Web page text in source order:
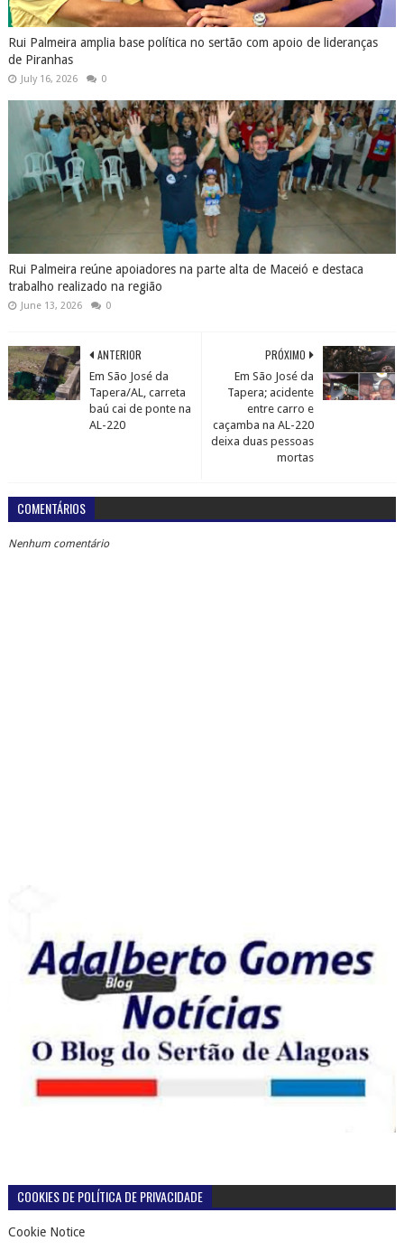
Rui Palmeira amplia base política no sertão com apoio de lideranças
de Piranhas
July 16, 2026 0
Rui Palmeira reúne apoiadores na parte alta de Maceió e destaca
trabalho realizado na região
June 13, 2026 0
PRÓXIMO
Em São José da
Tapera; acidente
entre carro e
caçamba na AL-220
deixa duas pessoas
mortas
ANTERIOR
Em São José da
Tapera/AL, carreta
baú cai de ponte na
AL-220
COMENTÁRIOS
Nenhum comentário
COOKIES DE POLÍTICA DE PRIVACIDADE
Cookie Notice